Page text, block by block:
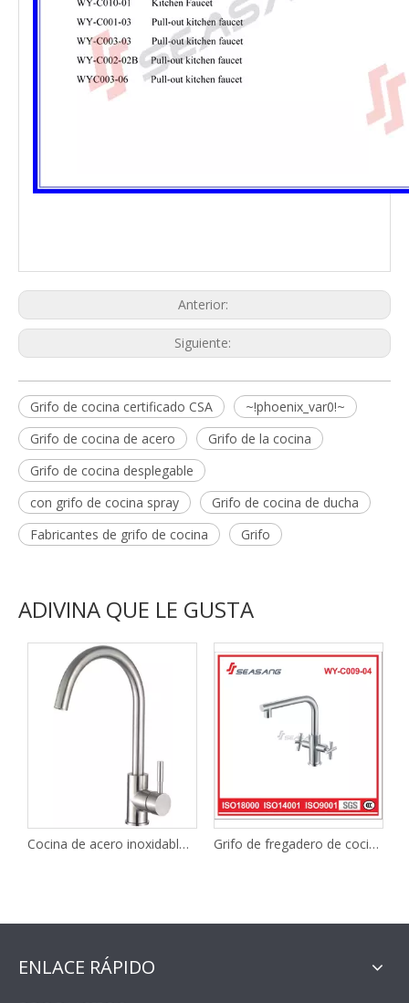
Anterior:
Siguiente:
Grifo de cocina certificado CSA
~!phoenix_var0!~
Grifo de cocina de acero
Grifo de la cocina
Grifo de cocina desplegable
con grifo de cocina spray
Grifo de cocina de ducha
Fabricantes de grifo de cocina
Grifo
ADIVINA QUE LE GUSTA
Cocina de acero inoxidable y barra de agua Fabricantes de grifos de fontanería Grifo de fregadero de cocina de acero inoxidable con dos manijas fabricantes
ENLACE RÁPIDO